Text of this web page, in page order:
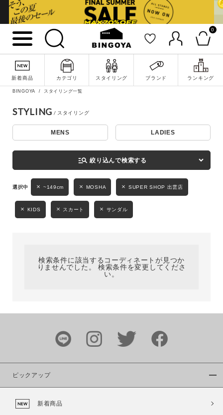
0
新着商品 カテゴリ スタイリング ブランド ランキング
詳細検索
キーワード
性別
MENS LADIES KIDS
ブランド
カラー
BINGOYA スタイリング一覧
STYLING
MENS LADIES
manage_search 絞り込んで検索する
~149cm MOSHA SUPER SHOP 出雲店
KIDS スカート サンダル
検索条件に該当するコーディネートが見つか
りませんでした。 検索条件を変更してくださ
い。
ピックアップ
新着商品